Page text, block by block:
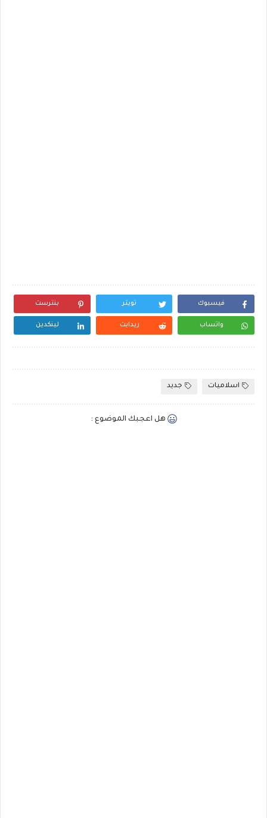
فيسبوك تويتر بنترست
واتساب ريدايت لينكدين
اسلاميات جديد
هل اعجبك الموضوع :